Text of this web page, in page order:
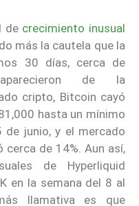
de crecimiento inusual
más la cautela que la
30 días, cerca de
de la
cripto, Bitcoin cayó
hasta un mínimo
junio, y el mercado
de 14%. Aun así,
de Hyperliquid
en la semana del 8 al
llamativa es que